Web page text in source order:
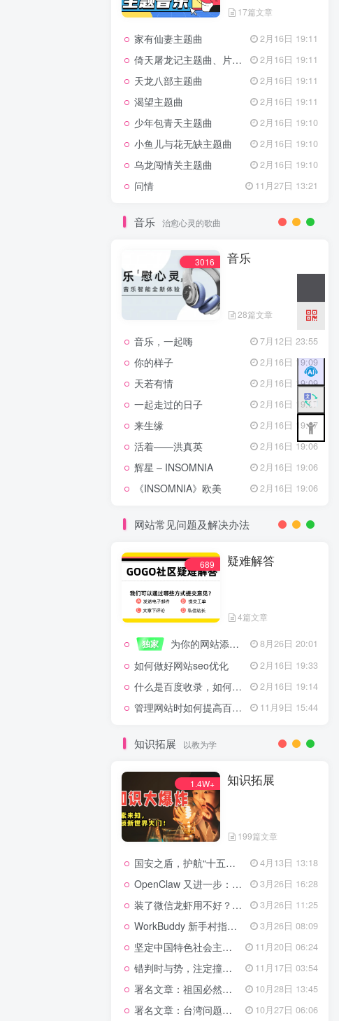
17篇文章
家有仙妻主题曲 2月16日 19:11
倚天屠龙记主题曲、片头曲 2月16日 19:11
天龙八部主题曲 2月16日 19:11
渴望主题曲 2月16日 19:11
少年包青天主题曲 2月16日 19:10
小鱼儿与花无缺主题曲 2月16日 19:10
乌龙闯情关主题曲 2月16日 19:10
问情 11月27日 13:21
音乐 治愈心灵的歌曲
3016 音乐
28篇文章
音乐，一起嗨 7月12日 23:55
你的样子 2月16日 19:09
天若有情 2月16日 19:09
一起走过的日子 2月16日 19:07
来生缘 2月16日 19:07
活着——洪真英 2月16日 19:06
辉星 – INSOMNIA 2月16日 19:06
《INSOMNIA》欧美 2月16日 19:06
网站常见问题及解决办法
689 疑难解答
4篇文章
独家 为你的网站添加百度登录 8月26日 20:01
如何做好网站seo优化 2月16日 19:33
什么是百度收录，如何提高收录量？ 2月16日 19:14
管理网站时如何提高百度权重？ 11月9日 15:44
知识拓展 以教为学
1.4W+ 知识拓展
199篇文章
国安之盾，护航“十五五”新征程 4月13日 13:18
OpenClaw 又进一步：微信直连+安全检测+版本切换 3月26日 16:28
装了微信龙虾用不好？3步让你轻松指挥AI干活！ 3月26日 11:25
WorkBuddy 新手村指南：10 个核心技巧帮你解锁满级虾🦞！ 3月26日 08:09
坚定中国特色社会主义法治的政治定力 11月20日 06:24
错判时与势，注定撞南墙 11月17日 03:54
署名文章：祖国必然统一势不可挡 10月28日 13:45
署名文章：台湾问题的由来和性质 10月27日 06:06